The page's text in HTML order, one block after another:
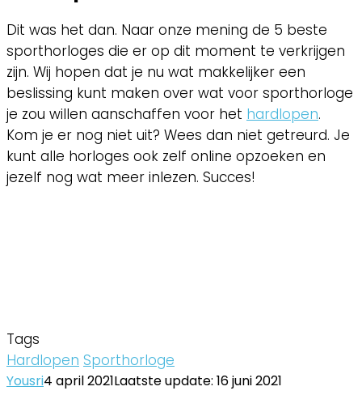
Dit was het dan. Naar onze mening de 5 beste
sporthorloges die er op dit moment te verkrijgen
zijn. Wij hopen dat je nu wat makkelijker een
beslissing kunt maken over wat voor sporthorloge
je zou willen aanschaffen voor het hardlopen.
Kom je er nog niet uit? Wees dan niet getreurd. Je
kunt alle horloges ook zelf online opzoeken en
jezelf nog wat meer inlezen. Succes!
Tags
Hardlopen Sporthorloge
Yousri4 april 2021Laatste update: 16 juni 2021